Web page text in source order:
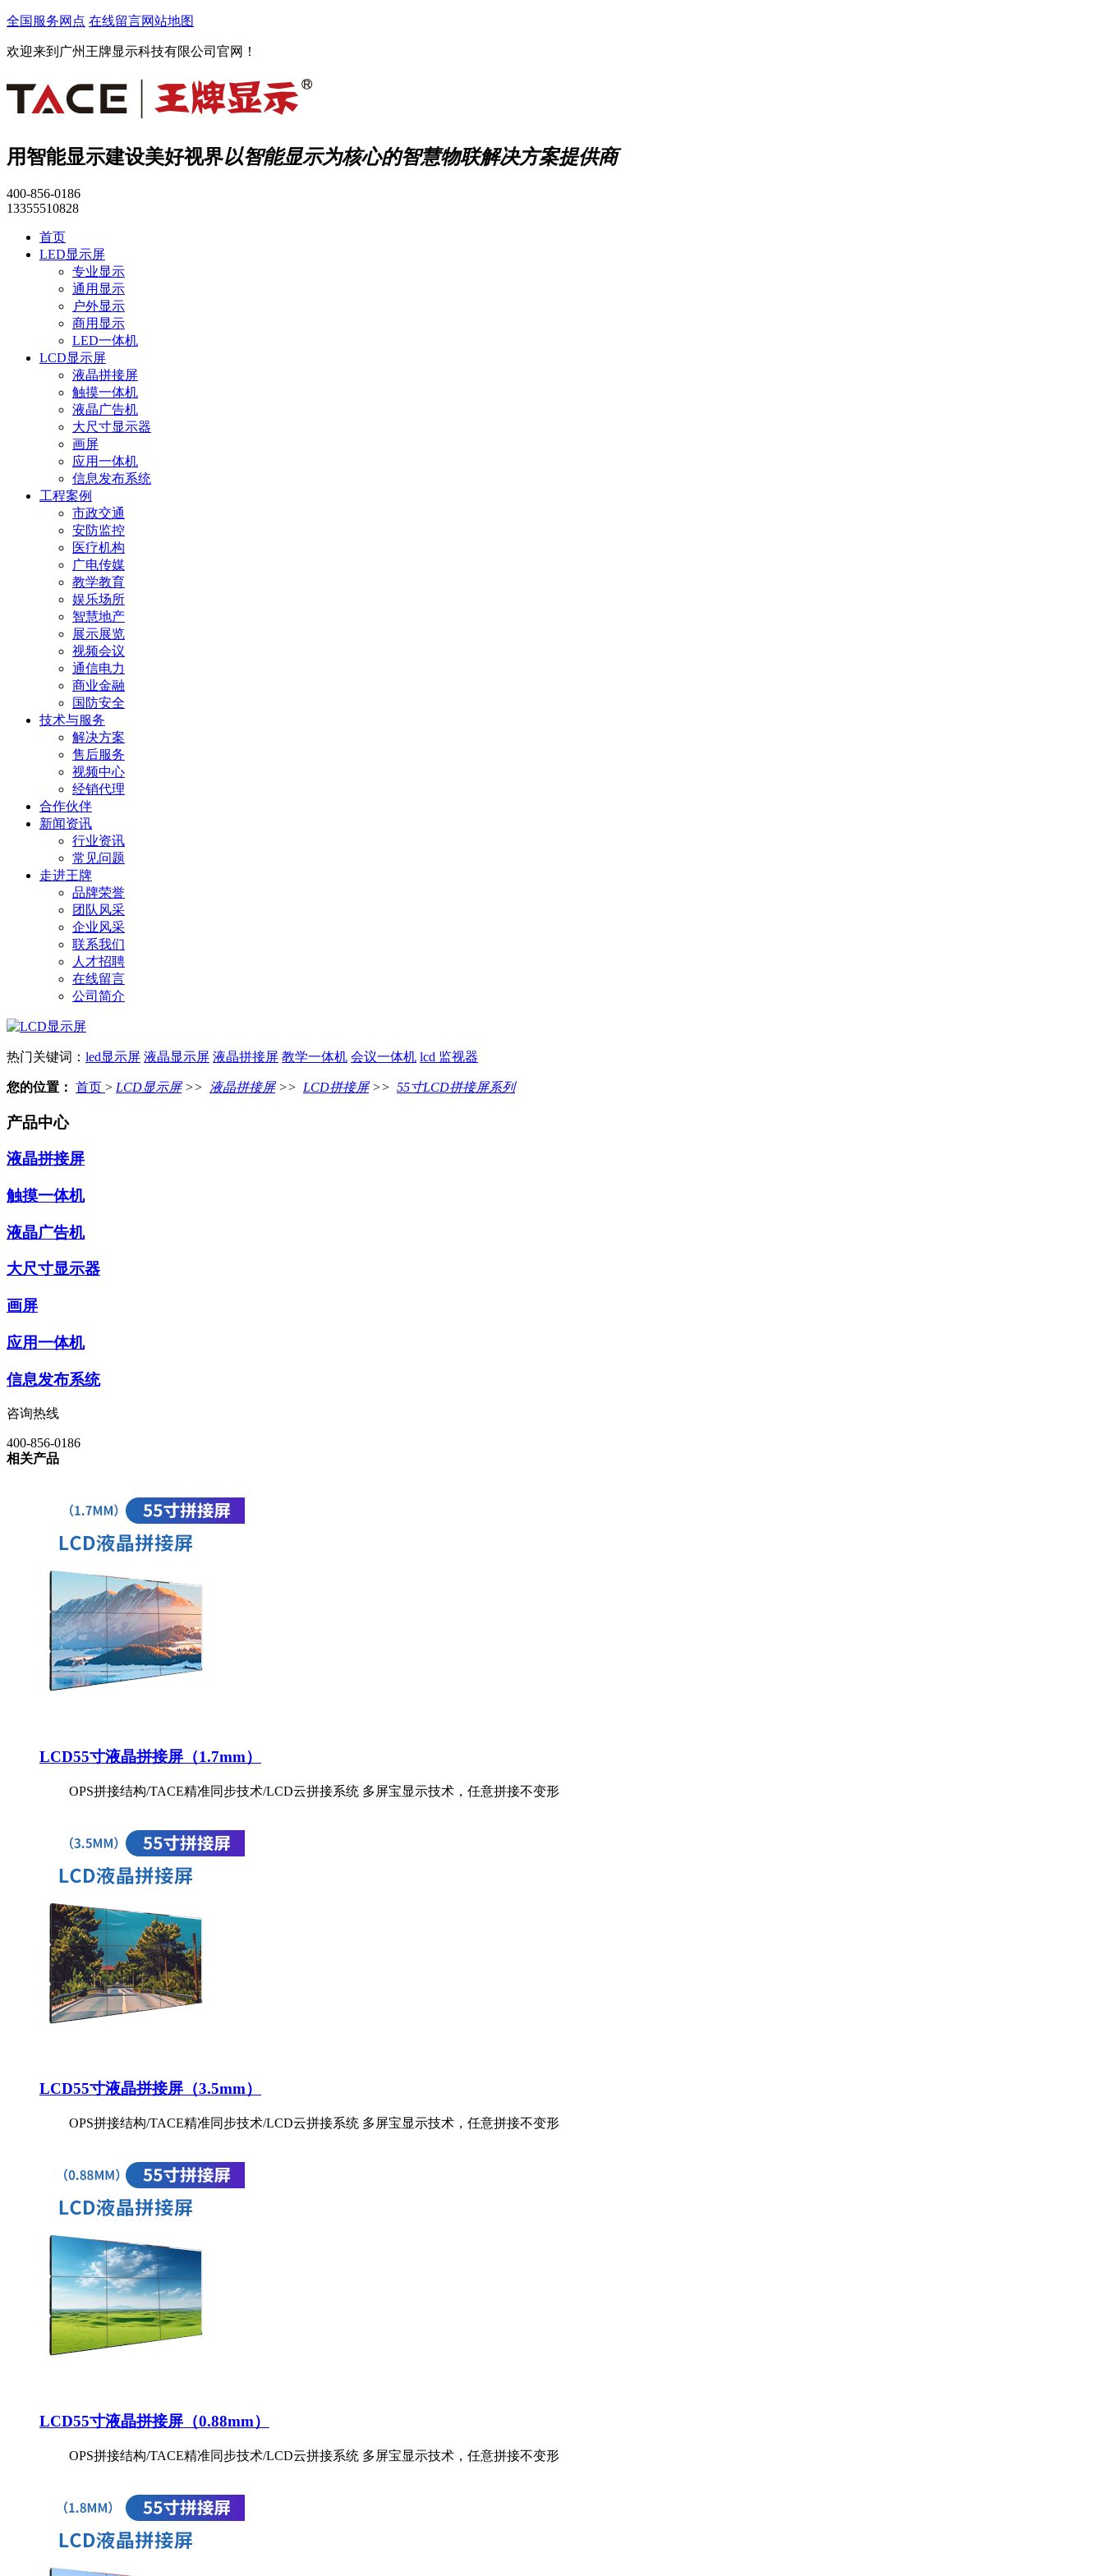
全国服务网点 在线留言网站地图
欢迎来到广州王牌显示科技有限公司官网！
用智能显示建设美好视界以智能显示为核心的智慧物联解决方案提供商
400-856-0186
13355510828
首页
LED显示屏
专业显示
通用显示
户外显示
商用显示
LED一体机
LCD显示屏
液晶拼接屏
触摸一体机
液晶广告机
大尺寸显示器
画屏
应用一体机
信息发布系统
工程案例
市政交通
安防监控
医疗机构
广电传媒
教学教育
娱乐场所
智慧地产
展示展览
视频会议
通信电力
商业金融
国防安全
技术与服务
解决方案
售后服务
视频中心
经销代理
合作伙伴
新闻资讯
行业资讯
常见问题
走进王牌
品牌荣誉
团队风采
企业风采
联系我们
人才招聘
在线留言
公司简介
热门关键词： led显示屏 液晶显示屏 液晶拼接屏 教学一体机 会议一体机 lcd 监视器
您的位置： 首页 > LCD显示屏>> 液晶拼接屏>> LCD拼接屏>> 55寸LCD拼接屏系列
产品中心
液晶拼接屏
触摸一体机
液晶广告机
大尺寸显示器
画屏
应用一体机
信息发布系统
咨询热线
400-856-0186
相关产品
LCD55寸液晶拼接屏（1.7mm）
OPS拼接结构/TACE精准同步技术/LCD云拼接系统 多屏宝显示技术，任意拼接不变形
LCD55寸液晶拼接屏（3.5mm）
OPS拼接结构/TACE精准同步技术/LCD云拼接系统 多屏宝显示技术，任意拼接不变形
LCD55寸液晶拼接屏（0.88mm）
OPS拼接结构/TACE精准同步技术/LCD云拼接系统 多屏宝显示技术，任意拼接不变形